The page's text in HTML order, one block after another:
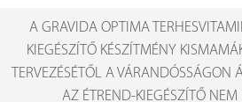
A GRAVIDA OPTIMA
KIEGÉSZÍTŐ KÉSZÍTMÉNY
TERVEZÉSÉTŐL A VÁRANDÓSSÁGON
AZ ÉTREND-KIEGÉSZÍTŐ NEM